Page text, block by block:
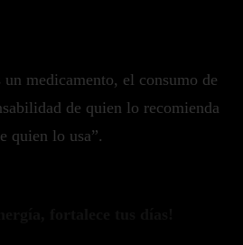
un medicamento, el consumo de
de quien lo recomienda
quien lo usa”.